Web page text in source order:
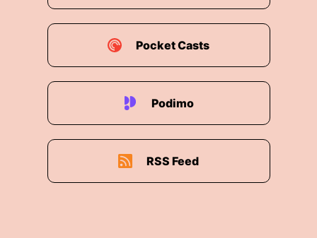
Pocket Casts
Podimo
RSS Feed